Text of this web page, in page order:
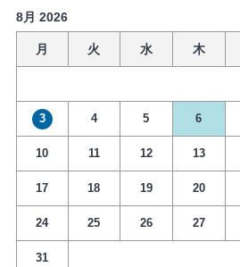
8月 2026
月 火 水 木
3 4 5 6
10 11 12 13
17 18 19 20
24 25 26 27
31